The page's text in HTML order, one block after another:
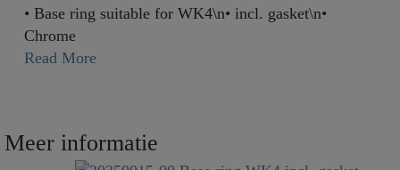
• Base ring suitable for WK4\n• incl. gasket\n•
Chrome
Read More
Meer informatie